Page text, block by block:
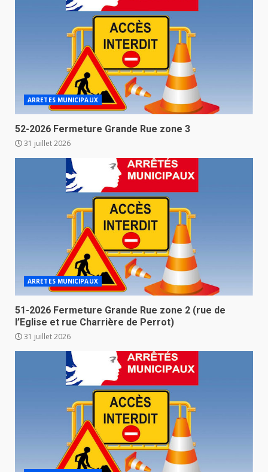
ARRETES MUNICIPAUX
52-2026 Fermeture Grande Rue zone 3
31 juillet 2026
ARRETES MUNICIPAUX
51-2026 Fermeture Grande Rue zone 2 (rue de
l’Eglise et rue Charrière de Perrot)
31 juillet 2026